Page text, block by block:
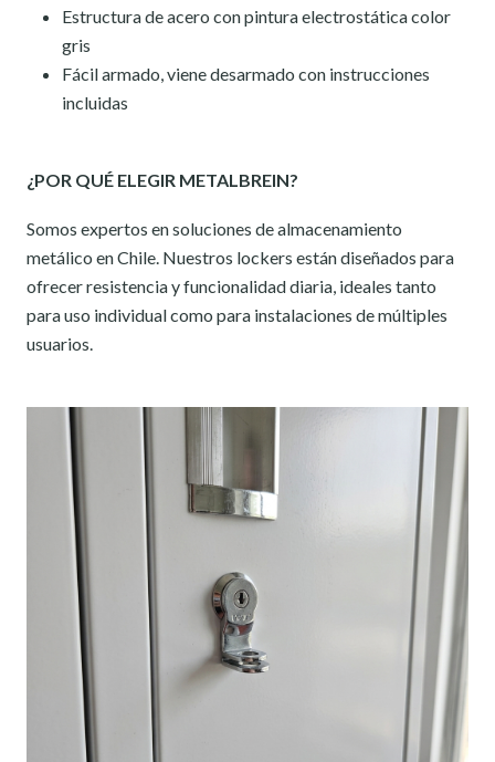
Estructura de acero con pintura electrostática color
gris
Fácil armado, viene desarmado con instrucciones
incluidas
¿POR QUÉ ELEGIR METALBREIN?
Somos expertos en soluciones de almacenamiento
metálico en Chile. Nuestros lockers están diseñados para
ofrecer resistencia y funcionalidad diaria, ideales tanto
para uso individual como para instalaciones de múltiples
usuarios.